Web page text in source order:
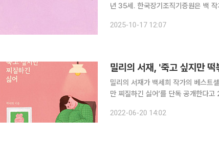
년 35세. 한국장기조직기증원은 백
의와의 상담을 솔직하게 담은 에세이
2025-10-17 12:07
밀리의 서재, '죽고 싶지만
밀리의 서재가 백세희 작가의 베스트
만 찌질하긴 싫어’를 단독 공개한다고 20일 밝혔다. 밀리의 서재는 백
지만 찌질하긴 싫어’에는 책을 통한
2022-06-20 14:02